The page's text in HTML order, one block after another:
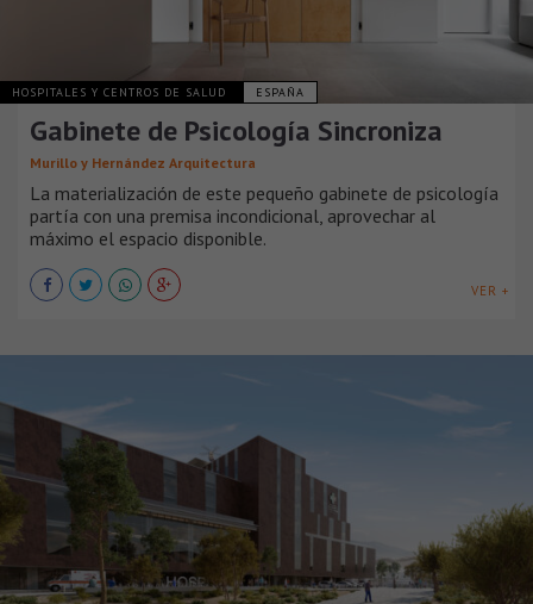
HOSPITALES Y CENTROS DE SALUD ESPAÑA
Gabinete de Psicología Sincroniza
Murillo y Hernández Arquitectura
La materialización de este pequeño gabinete de psicología
partía con una premisa incondicional, aprovechar al
máximo el espacio disponible.
VER +